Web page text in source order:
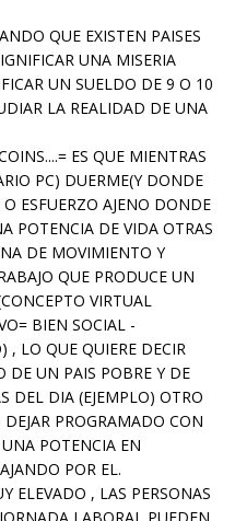
QUE EXISTEN PAISES
UNA MISERIA
UN SUELDO DE 9 O 10
LA REALIDAD DE UNA
ES QUE MIENTRAS
PC) DUERME(Y DONDE
ESFUERZO AJENO DONDE
POTENCIA DE VIDA OTRAS
DE MOVIMIENTO Y
QUE PRODUCE UN
VIRTUAL
BIEN SOCIAL -
, LO QUE QUIERE DECIR
DE UN PAIS POBRE Y DE
DEL DIA (EJEMPLO) OTRO
PROGRAMADO CON
POTENCIA EN
POR EL.
ELEVADO , LAS PERSONAS